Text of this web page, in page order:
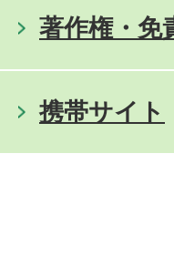
著作権・免
携帯サイト